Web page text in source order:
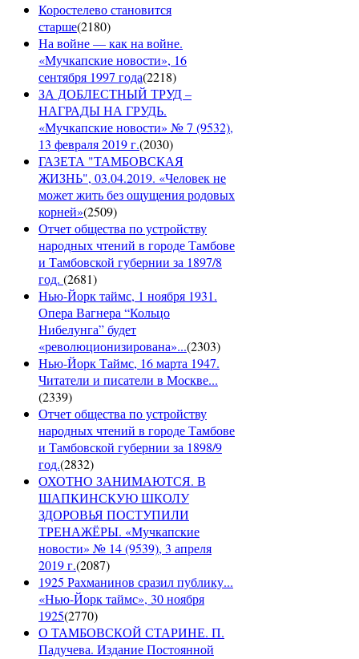
Коростелево становится
старше(2180)
На войне — как на войне.
«Мучкапские новости», 16
сентября 1997 года(2218)
ЗА ДОБЛЕСТНЫЙ ТРУД –
НАГРАДЫ НА ГРУДЬ.
«Мучкапские новости» № 7 (9532),
13 февраля 2019 г.(2030)
ГАЗЕТА "ТАМБОВСКАЯ
ЖИЗНЬ", 03.04.2019. «Человек не
может жить без ощущения родовых
корней»(2509)
Отчет общества по устройству
народных чтений в городе Тамбове
и Тамбовской губернии за 1897/8
год. (2681)
Нью-Йорк таймс, 1 ноября 1931.
Опера Вагнера “Кольцо
Нибелунга” будет
«революционизирована»...(2303)
Нью-Йорк Таймс, 16 марта 1947.
Читатели и писатели в Москве...
(2339)
Отчет общества по устройству
народных чтений в городе Тамбове
и Тамбовской губернии за 1898/9
год.(2832)
ОХОТНО ЗАНИМАЮТСЯ. В
ШАПКИНСКУЮ ШКОЛУ
ЗДОРОВЬЯ ПОСТУПИЛИ
ТРЕНАЖЁРЫ. «Мучкапские
новости» № 14 (9539), 3 апреля
2019 г.(2087)
1925 Рахманинов сразил публику...
«Нью-Йорк таймс», 30 ноября
1925(2770)
О ТАМБОВСКОЙ СТАРИНЕ. П.
Падучева. Издание Постоянной